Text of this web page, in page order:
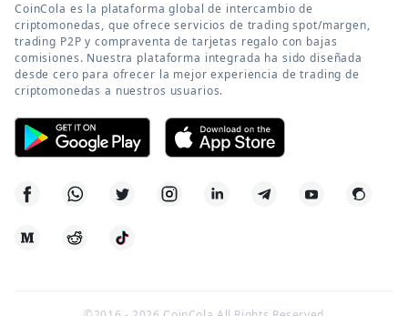
CoinCola es la plataforma global de intercambio de
criptomonedas, que ofrece servicios de trading spot/margen,
trading P2P y compraventa de tarjetas regalo con bajas
comisiones. Nuestra plataforma integrada ha sido diseñada
desde cero para ofrecer la mejor experiencia de trading de
criptomonedas a nuestros usuarios.